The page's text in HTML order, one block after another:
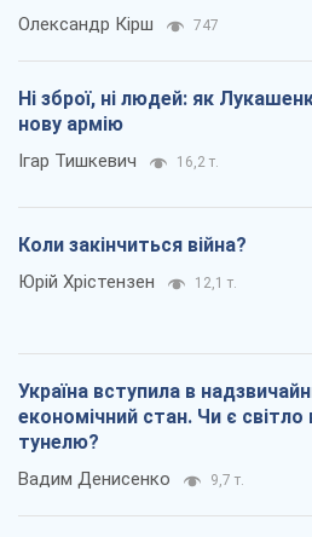
Олександр Кірш 747
Ні зброї, ні людей: як
нову армію
Ігар Тишкевич 16,2 т.
Коли закінчиться війна?
Юрій Хрістензен 12,1 т.
Україна вступила в
економічний стан. Чи є світло
тунелю?
Вадим Денисенко 9,7 т.